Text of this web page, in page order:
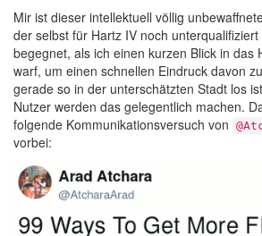
Mir ist dieser intellektuell völlig
der selbst für Hartz IV noch
begegnet, als ich einen kurzen Blick in das
warf, um einen schnellen Eindruck davon
gerade so in der unterschätzten Stadt los
Nutzer werden das gelegentlich machen.
folgende Kommunikationsversuch von
vorbei: